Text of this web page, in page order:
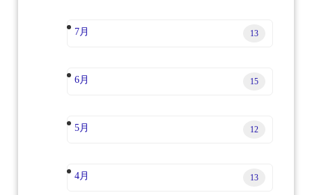
7月 13
6月 15
5月 12
4月 13